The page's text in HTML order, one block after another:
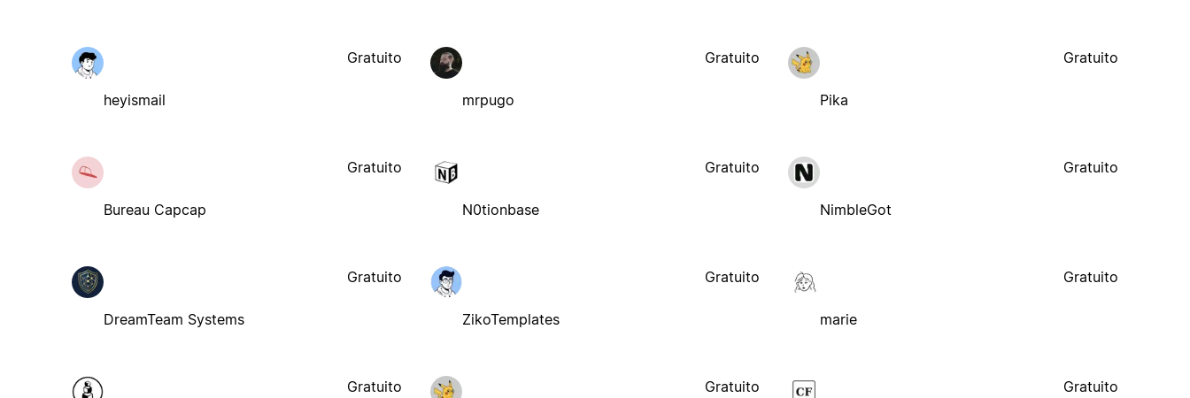
heyismail
Gratuito
mrpugo
Gratuito
Pika
Gratuito
Bureau Capcap
Gratuito
N0tionbase
Gratuito
NimbleGot
Gratuito
DreamTeam Systems
Gratuito
ZikoTemplates
Gratuito
marie
Gratuito
Gratuito Gratuito Gratuito